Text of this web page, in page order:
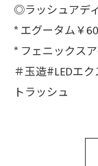
◎ラッシュアデ
* エグータム￥
* フェニックス
＃玉造#LEDエ
トラッシュ